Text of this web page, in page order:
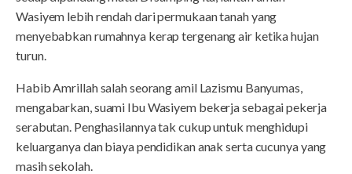
Wasiyem lebih rendah dari permukaan tanah yang
menyebabkan rumahnya kerap tergenang air ketika hujan
turun.
Habib Amrillah salah seorang amil Lazismu Banyumas,
mengabarkan, suami Ibu Wasiyem bekerja sebagai pekerja
serabutan. Penghasilannya tak cukup untuk menghidupi
keluarganya dan biaya pendidikan anak serta cucunya yang
masih sekolah.